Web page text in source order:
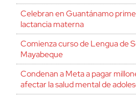
Celebran en Guantánamo
lactancia materna
Comienza curso de Lengua de
Mayabeque
Condenan a Meta a pagar
afectar la salud mental de